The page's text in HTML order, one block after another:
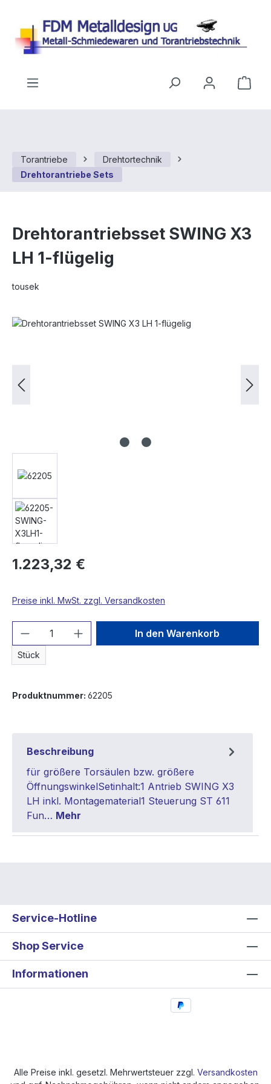
Torantriebe
Drehtortechnik
Drehtorantriebe Sets
Drehtorantriebsset SWING X3
LH 1-flügelig
tousek
Bildergalerie überspringen
1.223,32 €
Preise inkl. MwSt. zzgl. Versandkosten
Produkt Anzahl: Gib den
Stück
In den Warenkorb
Produktnummer: 62205
Beschreibung
für größere Torsäulen bzw. größere
ÖffnungswinkelSetinhalt:1 Antrieb SWING X3
LH inkl. Montagematerial1 Steuerung ST 611
Fun… Mehr
Service-Hotline
Shop Service
Informationen
Alle Preise inkl. gesetzl. Mehrwertsteuer zzgl. Versandkosten